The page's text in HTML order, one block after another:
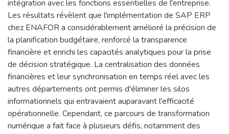
intégration avec les fonctions essentielles de l'entreprise.
Les résultats révèlent que l'implémentation de SAP ERP
chez ENAFOR a considérablement amélioré la précision de
la planification budgétaire, renforcé la transparence
financière et enrichi les capacités analytiques pour la prise
de décision stratégique. La centralisation des données
financières et leur synchronisation en temps réel avec les
autres départements ont permis d'éliminer les silos
informationnels qui entravaient auparavant l'efficacité
opérationnelle. Cependant, ce parcours de transformation
numérique a fait face à plusieurs défis, notamment des